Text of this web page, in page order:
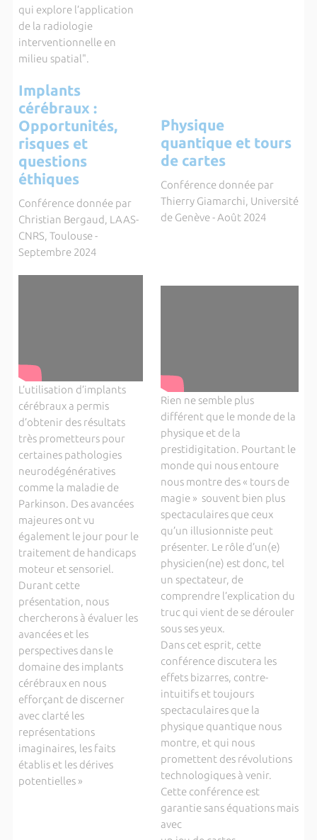
qui explore l’application
de la radiologie
interventionnelle en
milieu spatial".
Implants
cérébraux :
Opportunités,
risques et
questions
éthiques
Conférence donnée par
Christian Bergaud, LAAS-
CNRS, Toulouse -
Septembre 2024
Physique
quantique et tours
de cartes
Conférence donnée par
Thierry Giamarchi, Université
de Genève - Août 2024
L’utilisation d’implants
cérébraux a permis
d’obtenir des résultats
très prometteurs pour
certaines pathologies
neurodégénératives
comme la maladie de
Parkinson. Des avancées
majeures ont vu
également le jour pour le
traitement de handicaps
moteur et sensoriel.
Durant cette
présentation, nous
chercherons à évaluer les
avancées et les
perspectives dans le
domaine des implants
cérébraux en nous
efforçant de discerner
avec clarté les
représentations
imaginaires, les faits
établis et les dérives
potentielles »
Rien ne semble plus
différent que le monde de la
physique et de la
prestidigitation. Pourtant le
monde qui nous entoure
nous montre des « tours de
magie » souvent bien plus
spectaculaires que ceux
qu’un illusionniste peut
présenter. Le rôle d’un(e)
physicien(ne) est donc, tel
un spectateur, de
comprendre l’explication du
truc qui vient de se dérouler
sous ses yeux.
Dans cet esprit, cette
conférence discutera les
effets bizarres, contre-
intuitifs et toujours
spectaculaires que la
physique quantique nous
montre, et qui nous
promettent des révolutions
technologiques à venir.
Cette conférence est
garantie sans équations mais
avec